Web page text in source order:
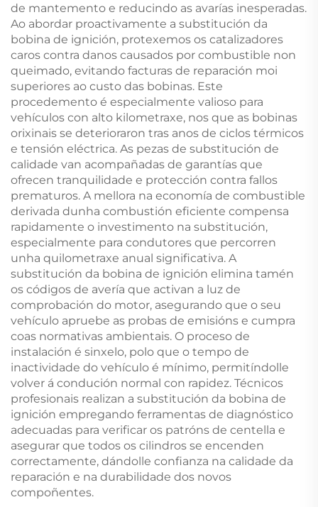
de mantemento e reducindo as avarías inesperadas.
Ao abordar proactivamente a substitución da
bobina de ignición, protexemos os catalizadores
caros contra danos causados por combustible non
queimado, evitando facturas de reparación moi
superiores ao custo das bobinas. Este
procedemento é especialmente valioso para
vehículos con alto kilometraxe, nos que as bobinas
orixinais se deterioraron tras anos de ciclos térmicos
e tensión eléctrica. As pezas de substitución de
calidade van acompañadas de garantías que
ofrecen tranquilidade e protección contra fallos
prematuros. A mellora na economía de combustible
derivada dunha combustión eficiente compensa
rapidamente o investimento na substitución,
especialmente para condutores que percorren
unha quilometraxe anual significativa. A
substitución da bobina de ignición elimina tamén
os códigos de avería que activan a luz de
comprobación do motor, asegurando que o seu
vehículo apruebe as probas de emisións e cumpra
coas normativas ambientais. O proceso de
instalación é sinxelo, polo que o tempo de
inactividade do vehículo é mínimo, permitíndolle
volver á condución normal con rapidez. Técnicos
profesionais realizan a substitución da bobina de
ignición empregando ferramentas de diagnóstico
adecuadas para verificar os patróns de centella e
asegurar que todos os cilindros se encenden
correctamente, dándolle confianza na calidade da
reparación e na durabilidade dos novos
compoñentes.